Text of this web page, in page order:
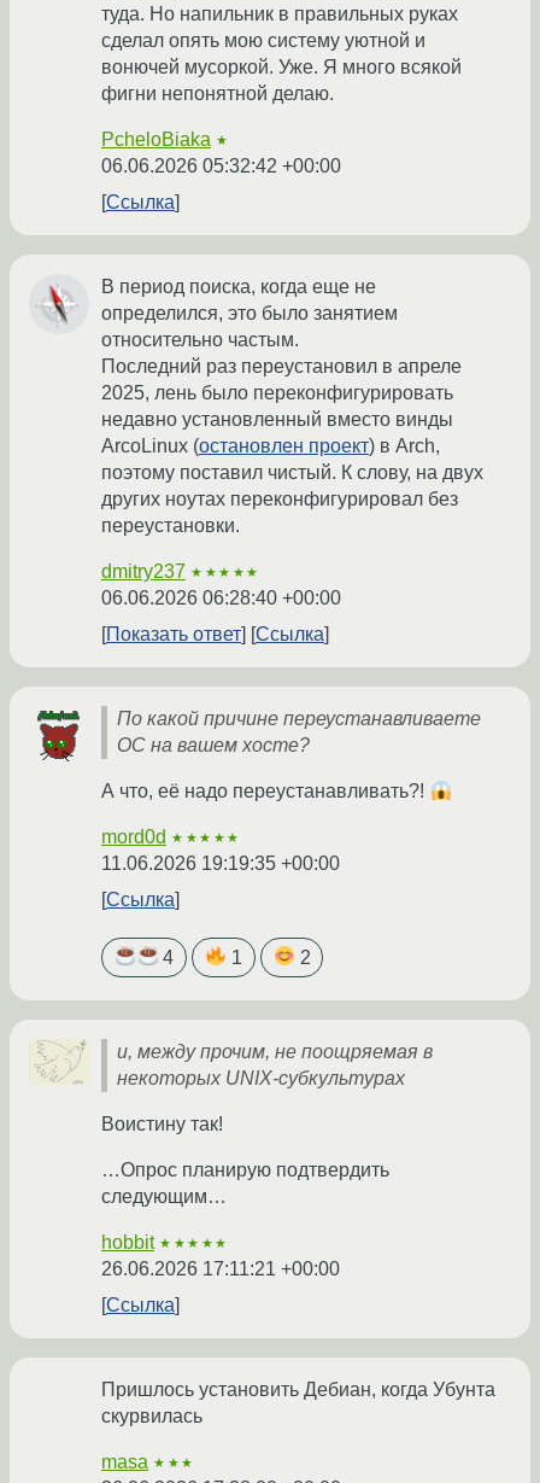
туда. Но напильник в правильных руках
сделал опять мою систему уютной и
вонючей мусоркой. Уже. Я много всякой
фигни непонятной делаю.
PcheloBiaka ★
06.06.2026 05:32:42 +00:00
Ссылка
В период поиска, когда еще не
определился, это было занятием
относительно частым.
Последний раз переустановил в апреле
2025, лень было переконфигурировать
недавно установленный вместо винды
ArcoLinux (остановлен проект) в Arch,
поэтому поставил чистый. К слову, на двух
других ноутах переконфигурировал без
переустановки.
dmitry237 ★★★★★
06.06.2026 06:28:40 +00:00
Показать ответ
Ссылка
По какой причине переустанавливаете
ОС на вашем хосте?
А что, её надо переустанавливать?!
mord0d ★★★★★
11.06.2026 19:19:35 +00:00
Ссылка
4 1 2
и, между прочим, не поощряемая в
некоторых UNIX-субкультурах
Воистину так!
…Опрос планирую подтвердить
следующим…
hobbit ★★★★★
26.06.2026 17:11:21 +00:00
Ссылка
Пришлось установить Дебиан, когда Убунта
скурвилась
masa ★★★